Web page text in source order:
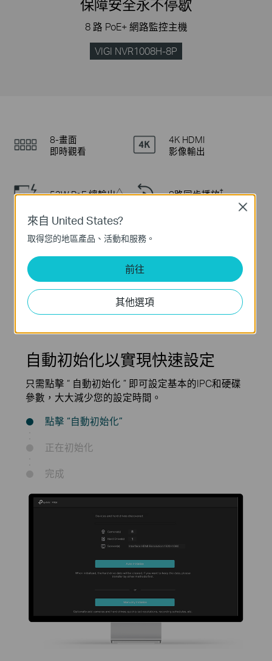
保障安全永不停歇
VIGI NVR1008H-8P
8 路 PoE+ 網路監控主機
8-畫面
即時觀看
4K HDMI
影像輸出
53W PoE 總輸出△ 8路同步播放†
智慧影像編碼
自動初始化
1 SATA
(最高支援 16 TB)*
自動初始化以實現快速設定
只需點擊 “ 自動初始化 ” 即可設定基本的IPC和硬碟
參數，大大減少您的設定時間。
點擊 “自動初始化”
正在初始化
完成
來自 United States?
取得您的地區產品、活動和服務。
前往
其他選項
Close